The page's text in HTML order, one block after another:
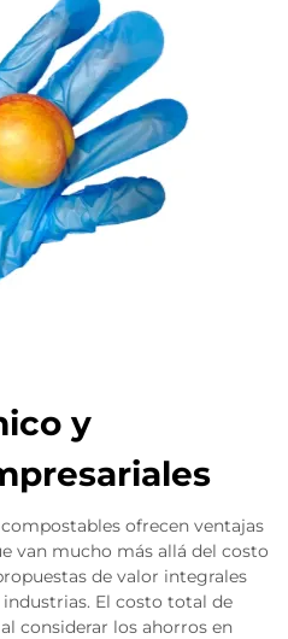
y
ofrecen ventajas
van mucho más allá del costo
de valor integrales
El costo total de
considerar los ahorros en